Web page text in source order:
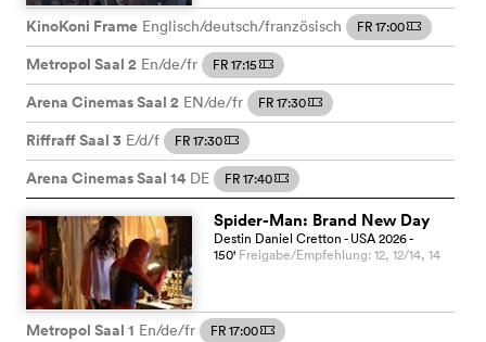
KinoKoni Frame Englisch/deutsch/französisch FR 17:00m
Metropol Saal 2 En/de/fr FR 17:15 m
Arena Cinemas Saal 2 EN/de/fr FR 17:30m
Riffraff Saal 3 E/d/f FR 17:30m
Arena Cinemas Saal 14 DE FR 17:40m
Spider-Man: Brand New Day
Destin Daniel Cretton- USA2026-
150' Freigabe/Empfehlung: 12, 12/14, 14
Metropol Saal 1 En/de/fr FR 17:00m